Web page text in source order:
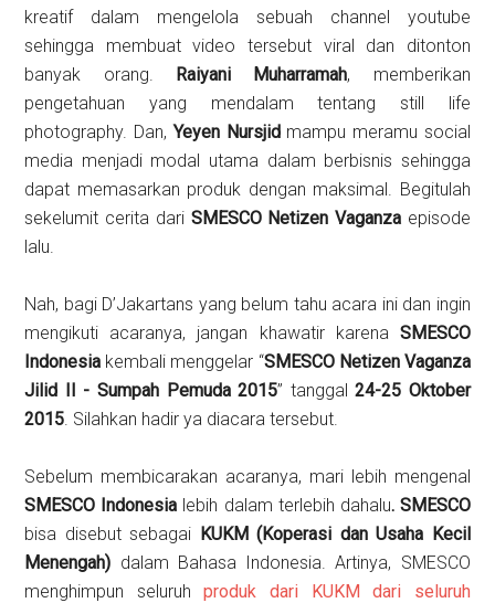
kreatif dalam mengelola sebuah channel youtube
sehingga membuat video tersebut viral dan ditonton
banyak orang. Raiyani Muharramah, memberikan
pengetahuan yang mendalam tentang still life
photography. Dan,Yeyen Nursjid mampu meramu social
media menjadi modal utama dalam berbisnis sehingga
dapat memasarkan produk dengan maksimal. Begitulah
sekelumit cerita dari SMESCO Netizen Vaganza episode
lalu.
Nah, bagi D’Jakartans yang belum tahu acara ini dan ingin
mengikuti acaranya, jangan khawatir karena SMESCO
Indonesia kembali menggelar “SMESCO Netizen Vaganza
Jilid II - Sumpah Pemuda 2015” tanggal24-25 Oktober
2015. Silahkan hadir ya diacara tersebut.
Sebelum membicarakan acaranya, mari lebih mengenal
SMESCO Indonesia lebih dalam terlebih dahalu. SMESCO
bisa disebut sebagai KUKM (Koperasi dan Usaha Kecil
Menengah) dalam Bahasa Indonesia. Artinya, SMESCO
menghimpun seluruhproduk dari KUKM dari seluruh